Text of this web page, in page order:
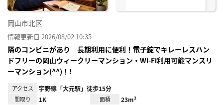
岡山市北区
情報更新日 2026/08/02 10:35
隣のコンビニがあり 長期利用に便利！電子錠でキレーレスハン
ドフリーの岡山ウィークリーマンション・Wi-Fi利用可能マンスリ
ーマンション(^^)！!
アクセス 宇野線「大元駅」徒歩15分
間取り 1K 面積 23m²